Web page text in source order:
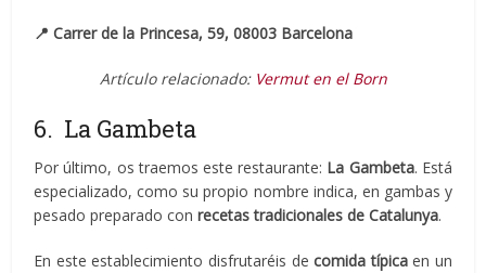
📍Carrer de la Princesa, 59, 08003 Barcelona
Artículo relacionado: Vermut en el Born
6. La Gambeta
Por último, os traemos este restaurante: La Gambeta. Está
especializado, como su propio nombre indica, en gambas y
pesado preparado conrecetas tradicionales de Catalunya.
En este establecimiento disfrutaréis decomida típicaen un